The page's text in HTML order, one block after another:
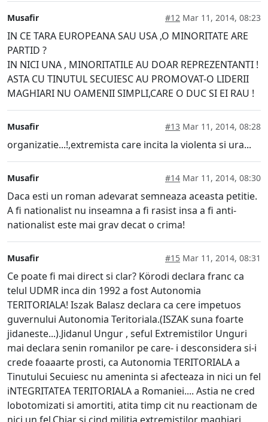
Musafir #12 Mar 11, 2014, 08:23
IN CE TARA EUROPEANA SAU USA ,O MINORITATE ARE
PARTID ?
IN NICI UNA , MINORITATILE AU DOAR REPREZENTANTI !
ASTA CU TINUTUL SECUIESC AU PROMOVAT-O LIDERII
MAGHIARI NU OAMENII SIMPLI,CARE O DUC SI EI RAU !
Musafir #13 Mar 11, 2014, 08:28
organizatie...!,extremista care incita la violenta si ura...
Musafir #14 Mar 11, 2014, 08:30
Daca esti un roman adevarat semneaza aceasta petitie.
A fi nationalist nu inseamna a fi rasist insa a fi anti-
nationalist este mai grav decat o crima!
Musafir #15 Mar 11, 2014, 08:31
Ce poate fi mai direct si clar? Körodi declara franc ca
telul UDMR inca din 1992 a fost Autonomia
TERITORIALA! Iszak Balasz declara ca cere impetuos
guvernului Autonomia Teritoriala.(ISZAK suna foarte
jidaneste...).Jidanul Ungur , seful Extremistilor Unguri
mai declara senin romanilor pe care- i desconsidera si-i
crede foaaarte prosti, ca Autonomia TERITORIALA a
Tinutului Secuiesc nu ameninta si afecteaza in nici un fel
iNTEGRITATEA TERITORIALA a Romaniei.... Astia ne cred
lobotomizati si amortiti, atita timp cit nu reactionam de